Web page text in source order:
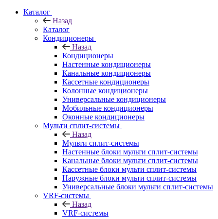
Каталог
Назад
Каталог
Кондиционеры
Назад
Кондиционеры
Настенные кондиционеры
Канальные кондиционеры
Кассетные кондиционеры
Колонные кондиционеры
Универсальные кондиционеры
Мобильные кондиционеры
Оконные кондиционеры
Мульти сплит-системы
Назад
Мульти сплит-системы
Настенные блоки мульти сплит-системы
Канальные блоки мульти сплит-системы
Кассетные блоки мульти сплит-системы
Наружные блоки мульти сплит-системы
Универсальные блоки мульти сплит-системы
VRF-системы
Назад
VRF-системы